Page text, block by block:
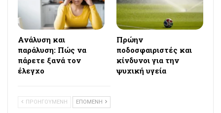
Ανάλυση και
παράλυση: Πώς να
πάρετε ξανά τον
έλεγχο
Πρώην
ποδοσφαιριστές και
κίνδυνοι για την
ψυχική υγεία
ΠΡΟΗΓΟΥΜΕΝΗ ΕΠΟΜΕΝΗ